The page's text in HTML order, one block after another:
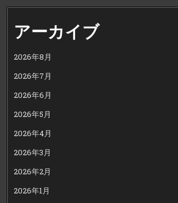
アーカイブ
2026年8月
2026年7月
2026年6月
2026年5月
2026年4月
2026年3月
2026年2月
2026年1月